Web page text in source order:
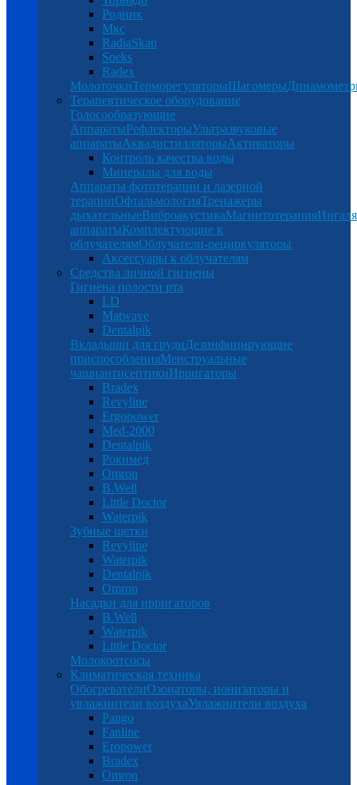
Родник
Мкс
RadiaSkan
Soeks
Radex
МолоточкиТерморегуляторыШагомеры
Терапевтическое оборудование
Голосообразующие
АппаратыРефлекторыУльтразвуковые
аппаратыАквадистилляторыАктиваторы
Контроль качества воды
Минералы для воды
Аппараты фототерапии и лазерной
терапииОфтальмологияТренажеры
дыхательныеВиброакустикаМагнитотерапия
аппаратыКомплектующие к
облучателямОблучатели-рециркуляторы
Аксессуары к облучателям
Средства личной гигиены
Гигиена полости рта
LD
Matwave
Dentalpik
Вкладыши для грудиДезинфицирующие
приспособленияМенструальные
чашиантисептикиИрригаторы
Bradex
Revyline
Ergopower
Med-2000
Dentalpik
Рокимед
Omron
B.Well
Little Doctor
Waterpik
Зубные щетки
Revyline
Waterpik
Dentalpik
Omron
Насадки для ирригаторов
B.Well
Waterpik
Little Doctor
Молокоотсосы
Климатическая техника
ОбогревателиОзонаторы, ионизаторы и
увлажнители воздухаУвлажнители воздуха
Pango
Fanline
Eropower
Bradex
Omron